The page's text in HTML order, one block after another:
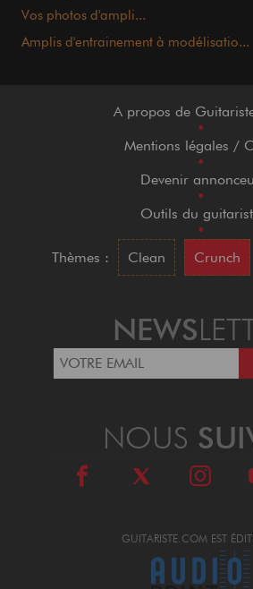
Vos photos d'ampli...
Amplis d'entrainement à modélisatio...
A propos de
•
Mentions légales /
•
Devenir
•
Outils du
•
Thèmes :
Clean Crunch
NEWS
GUITARISTE.COM EST
NOUS